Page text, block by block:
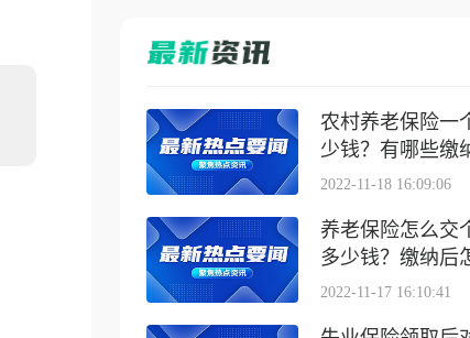
农村养老保险一
少钱？有哪些缴
2022-11-18 16:09:06
养老保险怎么交
多少钱？缴纳后
2022-11-17 16:10:41